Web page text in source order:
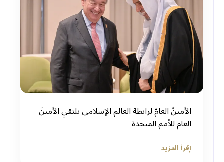
الأمينُ العامّ لرابطة العالم الإسلامي يلتقي الأمينَ
العام للأمم المتحدة
إقرأ المزيد